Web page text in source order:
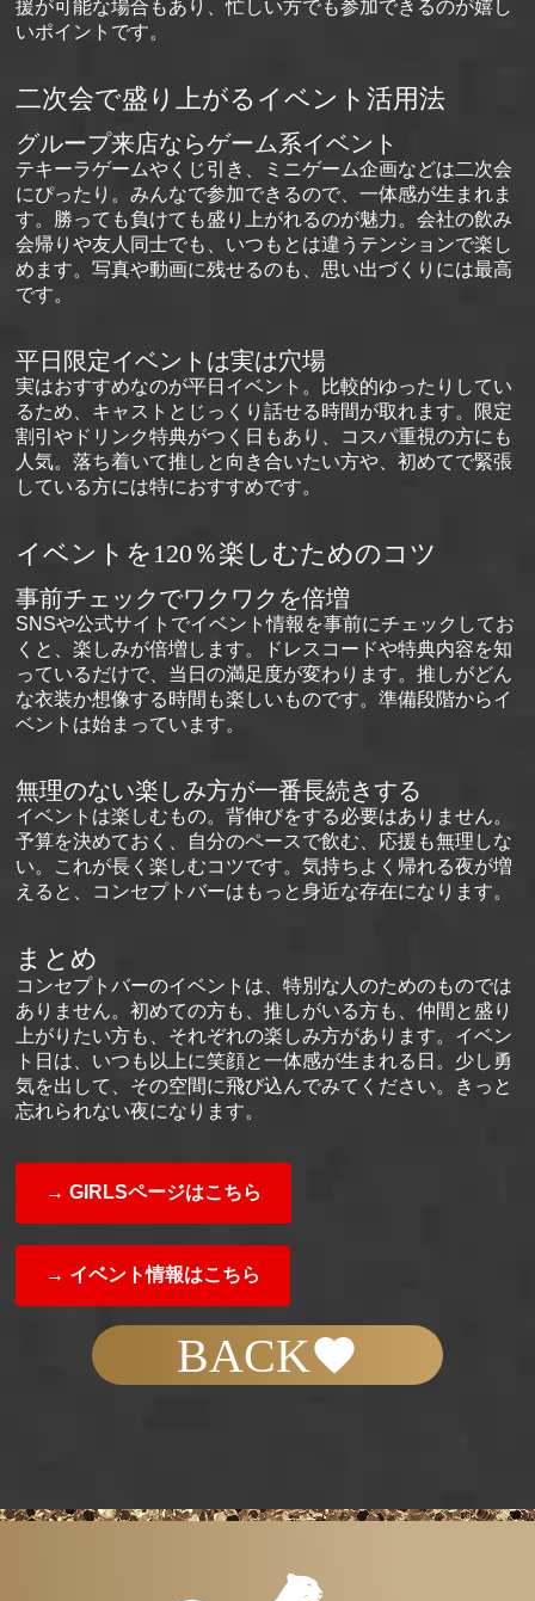
援が可能な場合もあり、忙しい方でも参加できるのが嬉し
いポイントです。
二次会で盛り上がるイベント活用法
グループ来店ならゲーム系イベント
テキーラゲームやくじ引き、ミニゲーム企画などは二次会
にぴったり。みんなで参加できるので、一体感が生まれま
す。勝っても負けても盛り上がれるのが魅力。会社の飲み
会帰りや友人同士でも、いつもとは違うテンションで楽し
めます。写真や動画に残せるのも、思い出づくりには最高
です。
平日限定イベントは実は穴場
実はおすすめなのが平日イベント。比較的ゆったりしてい
るため、キャストとじっくり話せる時間が取れます。限定
割引やドリンク特典がつく日もあり、コスパ重視の方にも
人気。落ち着いて推しと向き合いたい方や、初めてで緊張
している方には特におすすめです。
イベントを120％楽しむためのコツ
事前チェックでワクワクを倍増
SNSや公式サイトでイベント情報を事前にチェックしてお
くと、楽しみが倍増します。ドレスコードや特典内容を知
っているだけで、当日の満足度が変わります。推しがどん
な衣装か想像する時間も楽しいものです。準備段階からイ
ベントは始まっています。
無理のない楽しみ方が一番長続きする
イベントは楽しむもの。背伸びをする必要はありません。
予算を決めておく、自分のペースで飲む、応援も無理しな
い。これが長く楽しむコツです。気持ちよく帰れる夜が増
えると、コンセプトバーはもっと身近な存在になります。
まとめ
コンセプトバーのイベントは、特別な人のためのものでは
ありません。初めての方も、推しがいる方も、仲間と盛り
上がりたい方も、それぞれの楽しみ方があります。イベン
ト日は、いつも以上に笑顔と一体感が生まれる日。少し勇
気を出して、その空間に飛び込んでみてください。きっと
忘れられない夜になります。
→ GIRLSページはこちら
→ イベント情報はこちら
BACK